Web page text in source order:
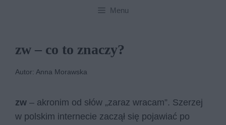
Menu
zw – co to znaczy?
Autor: Anna Morawska
zw – akronim od słów „zaraz wracam”. Szerzej
w polskim internecie zaczął się pojawiać po